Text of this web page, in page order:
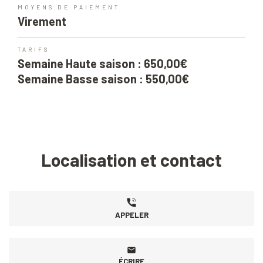
MOYENS DE PAIEMENT
Virement
TARIFS
Semaine Haute saison : 650,00€
Semaine Basse saison : 550,00€
Localisation et contact
APPELER
ÉCRIRE